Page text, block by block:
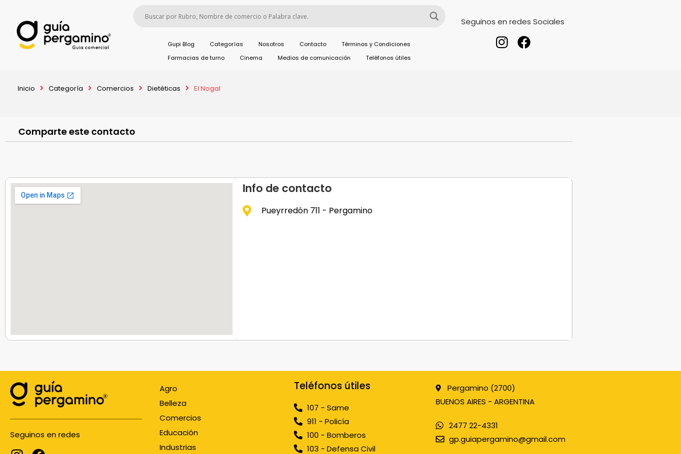
Gupi Blog Categorías Nosotros Contacto
Términos y Condiciones
Farmacias de turno
Cinema Medios de comunicación Teléfonos útiles
Seguinos en redes Sociales
Inicio Categoría Comercios Dietéticas El Nogal
Comparte este contacto
Info de contacto
Pueyrredón 711 - Pergamino
Seguinos en redes
Agro
Belleza
Comercios
Educación
Industrias
Teléfonos útiles
107 - Same
911 - Policía
100 - Bomberos
103 - Defensa Civil
Pergamino (2700)
BUENOS AIRES - ARGENTINA
2477 22-4331
gp.guiapergamino@gmail.com